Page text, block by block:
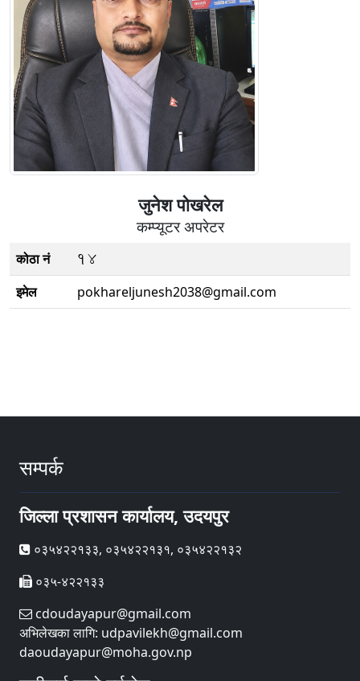
जुनेश पोखरेल
कम्प्यूटर अपरेटर
कोठा नं 14
इमेल pokhareljunesh2038@gmail.com
सम्पर्क
जिल्ला प्रशासन कार्यालय, उदयपुर
०३५४२२१३३, ०३५४२२१३१, ०३५४२२१३२
०३५-४२२१३३
cdoudayapur@gmail.com
अभिलेखका लागि: udpavilekh@gmail.com
daoudayapur@moha.gov.np